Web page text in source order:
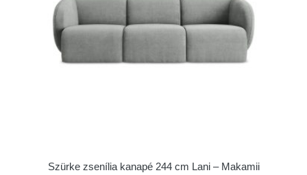
Szürke zsenília kanapé 244 cm Lani – Makamii